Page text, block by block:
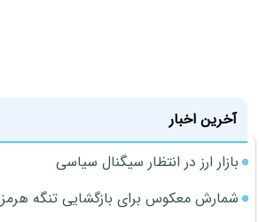
آخرین اخبار
بازار ارز در انتظار سیگنال سیاسی
شمارش معکوس برای بازگشایی تنگه هرمز